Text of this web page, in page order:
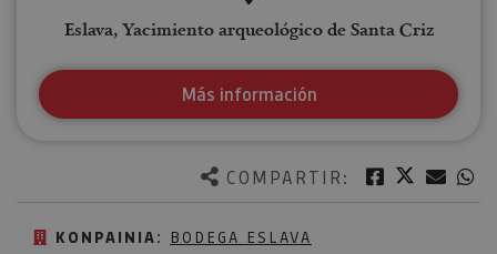
COMPARTIR: Facebook
Twitter
KONPAINIA: BODEGA ESLAVA
Eslava, Yacimiento arqueológico de Santa Criz
Más información